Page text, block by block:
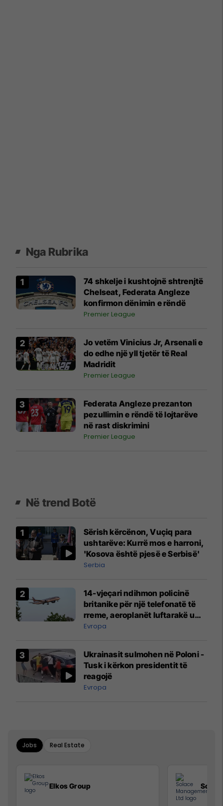
Nga Rubrika
74 shkelje i kushtojnë shtrenjtë
Chelseat, Federata Angleze
konfirmon dënimin e rëndë
Premier League
Jo vetëm Vinicius Jr, Arsenali e
do edhe një yll tjetër të Real
Madridit
Premier League
Federata Angleze prezanton
pezullimin e rëndë të lojtarëve
në rast diskrimini
Premier League
Në trend Botë
Sërish kërcënon, Vuçiq para
ushtarëve: Kurrë mos e harroni,
'Kosova është pjesë e Serbisë'
Serbia
14-vjeçari ndihmon policinë
britanike për një telefonatë të
rreme, aeroplanët luftarakë u
ngritën në ajër për të
Mançesterit
Evropa
Ukrainasit sulmohen në Poloni -
Tusk i kërkon presidentit të
reagojë
Evropa
Jobs Real Estate
Elkos Group